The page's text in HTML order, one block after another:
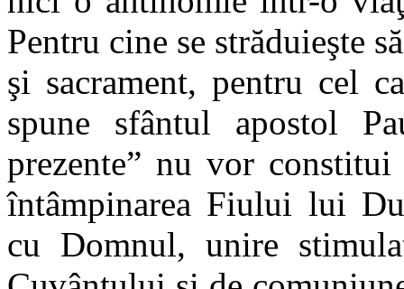
Pentru cine se străduieşte
şi sacrament, pentru cel
spune sfântul apostol
prezente” nu vor
întâmpinarea Fiului lui
cu Domnul, unire